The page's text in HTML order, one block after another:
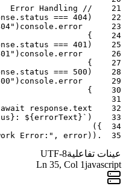
21
// Error Handling
22
. status === 404)
23
console . error
( "Error 404: غير موجود - الجلسة غير موجودة"
24
}
25
. status === 401 )
26
console . error
( "Error 401: غير مصرح - مفتاح الوصول غير صالح أو مفقود"
27
}
28
. status === 500 )
29
console . error
( "Error 500: خطأ في الخادم الداخلي - فشل غير متوقع"
30
}
31
32
await response . text
33
${errorText}` )
34
}
)
35
.
Error:" , error) )
عينات تفاعليةUTF-8
Ln 35, Col 1javascript